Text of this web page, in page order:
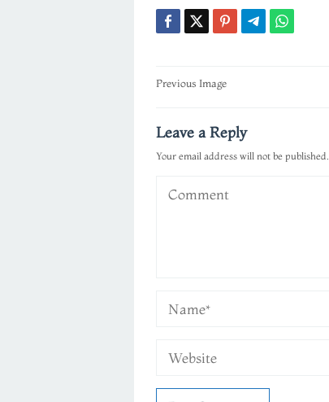
Post
Previous Image
Leave a Reply
Your email address will not be published.